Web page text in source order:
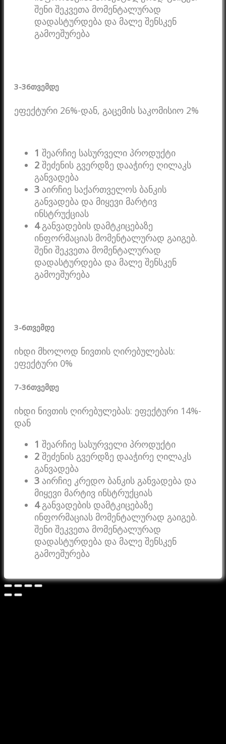
შენი შეკვეთა მომენტალურად
დადასტურდება და მალე შენსკენ
გამოეშურება
3-36თვემდე
ეფექტური 26%-დან, გაცემის საკომისიო 2%
1 შეარჩიე სასურველი პროდუქტი
2 შეძენის გვერდზე დააჭირე ღილაკს
განვადება
3 აირჩიე საქართველოს ბანკის
განვადება და მიყევი მარტივ
ინსტრუქციას
4განვადების დამტკიცებაზე
ინფორმაციას მომენტალურად გაიგებ.
შენი შეკვეთა მომენტალურად
დადასტურდება და მალე შენსკენ
გამოეშურება
3-6თვემდე
იხდი მხოლოდ ნივთის ღირებულებას:
ეფექტური 0%
7-36თვემდე
იხდი ნივთის ღირებულებას: ეფექტური 14%-
დან
1 შეარჩიე სასურველი პროდუქტი
2 შეძენის გვერდზე დააჭირე ღილაკს
განვადება
3 აირჩიე კრედო ბანკის განვადება და
მიყევი მარტივ ინსტრუქციას
4განვადების დამტკიცებაზე
ინფორმაციას მომენტალურად გაიგებ.
შენი შეკვეთა მომენტალურად
დადასტურდება და მალე შენსკენ
გამოეშურება